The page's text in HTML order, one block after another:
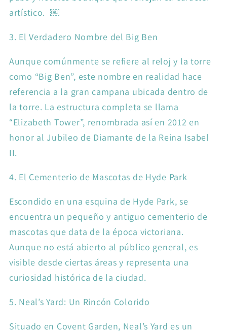
artístico. ￼
3. El Verdadero Nombre del Big Ben
Aunque comúnmente se refiere al reloj y la torre
como “Big Ben”, este nombre en realidad hace
referencia a la gran campana ubicada dentro de
la torre. La estructura completa se llama
“Elizabeth Tower”, renombrada así en 2012 en
honor al Jubileo de Diamante de la Reina Isabel
II.
4. El Cementerio de Mascotas de Hyde Park
Escondido en una esquina de Hyde Park, se
encuentra un pequeño y antiguo cementerio de
mascotas que data de la época victoriana.
Aunque no está abierto al público general, es
visible desde ciertas áreas y representa una
curiosidad histórica de la ciudad.
5. Neal’s Yard: Un Rincón Colorido
Situado en Covent Garden, Neal’s Yard es un